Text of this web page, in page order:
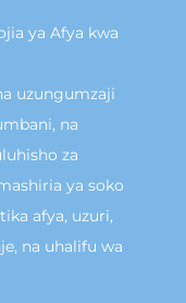
ya Afya kwa
uzungumzaji
na
za
ya soko
afya, uzuri,
na uhalifu wa